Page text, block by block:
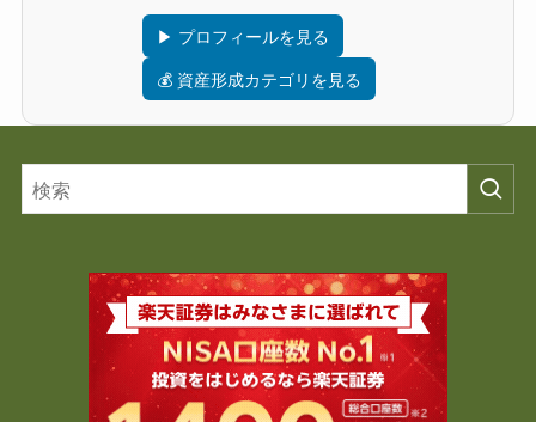
▶ プロフィールを見る
💰 資産形成カテゴリを見る